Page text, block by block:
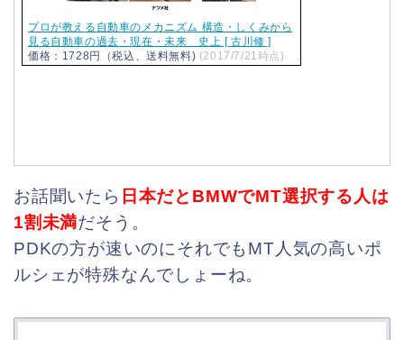
プロが教える自動車のメカニズム 構造・しくみから
見る自動車の過去・現在・未来 史上 [ 古川修 ]
価格：1728円（税込、送料無料) (2017/7/21時点)
お話聞いたら 日本だとBMWでMT選択する人は
1割未満だそう。
PDKの方が速いのにそれでもMT人気の高いポ
ルシェが特殊なんでしょーね。